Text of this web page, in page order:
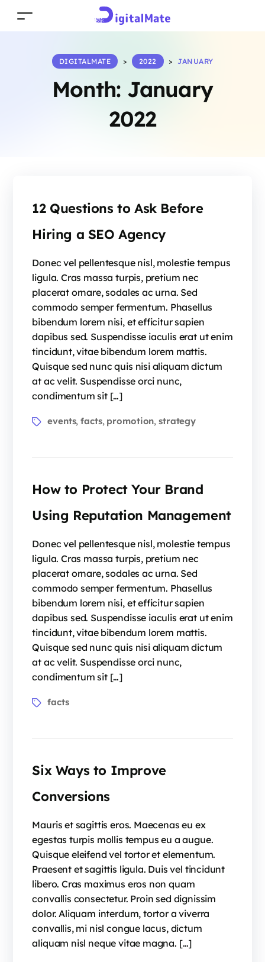
Month: January
2022
DIGITALMATE > 2022 > JANUARY
12 Questions to Ask Before
Hiring a SEO Agency
Donec vel pellentesque nisl, molestie tempus
ligula. Cras massa turpis, pretium nec
placerat ornare, sodales ac urna. Sed
commodo semper fermentum. Phasellus
bibendum lorem nisi, et efficitur sapien
dapibus sed. Suspendisse iaculis erat ut enim
tincidunt, vitae bibendum lorem mattis.
Quisque sed nunc quis nisi aliquam dictum
at ac velit. Suspendisse orci nunc,
condimentum sit […]
events,facts, promotion,strategy
How to Protect Your Brand
Using Reputation Management
Donec vel pellentesque nisl, molestie tempus
ligula. Cras massa turpis, pretium nec
placerat ornare, sodales ac urna. Sed
commodo semper fermentum. Phasellus
bibendum lorem nisi, et efficitur sapien
dapibus sed. Suspendisse iaculis erat ut enim
tincidunt, vitae bibendum lorem mattis.
Quisque sed nunc quis nisi aliquam dictum
at ac velit. Suspendisse orci nunc,
condimentum sit […]
facts
Six Ways to Improve
Conversions
Mauris et sagittis eros. Maecenas eu ex
egestas turpis mollis tempus eu a augue.
Quisque eleifend vel tortor et elementum.
Praesent et sagittis ligula. Duis vel tincidunt
libero. Cras maximus eros non quam
convallis consectetur. Proin sed dignissim
dolor. Aliquam interdum, tortor a viverra
convallis, mi nisl congue lacus, dictum
aliquam nisl neque vitae magna. […]